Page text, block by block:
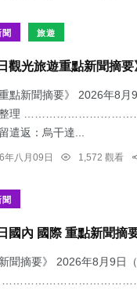
旅遊
觀光旅遊重點新聞摘要
點新聞摘要》 2026年8
合整理
遣返：​烏干達...
年八月09日 1,572 觀看
國內 國際 重點新聞摘要
聞摘要》 2026年8月9日
理